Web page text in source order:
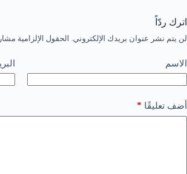
اترك ردّاً
لن يتم نشر عنوان بريدك الإلكتروني. الحقول الإلزامية مشار
الاسم
أضف تعليقًا *